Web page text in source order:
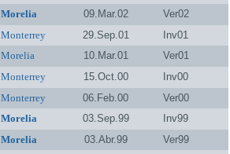
Morelia 09.Mar.02
Ver02
Monterrey 29.Sep.01
Inv01
Morelia 10.Mar.01
Ver01
Monterrey 15.Oct.00
Inv00
Monterrey 06.Feb.00
Ver00
Morelia 03.Sep.99
Inv99
Morelia 03.Abr.99
Ver99